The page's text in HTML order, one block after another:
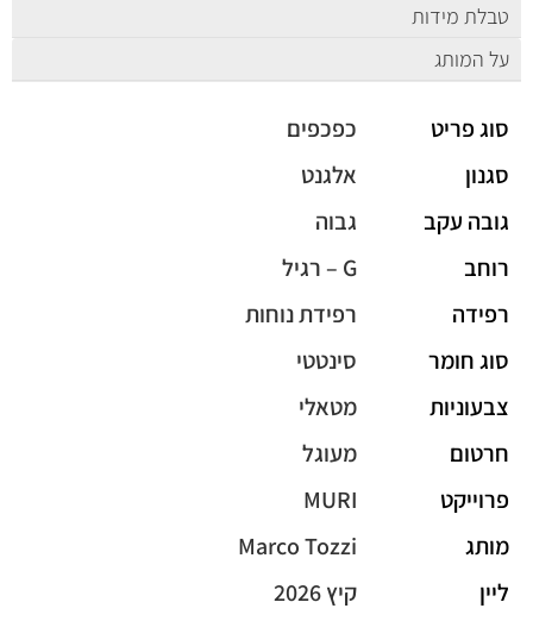
טבלת מידות
על המותג
סוג פריט
כפכפים
סגנון
אלגנט
גובה עקב
גבוה
רוחב
G – רגיל
רפידה
רפידת נוחות
סוג חומר
סינטטי
צבעוניות
מטאלי
חרטום
מעוגל
פרוייקט
MURI
מותג
Marco Tozzi
ליין
קיץ 2026